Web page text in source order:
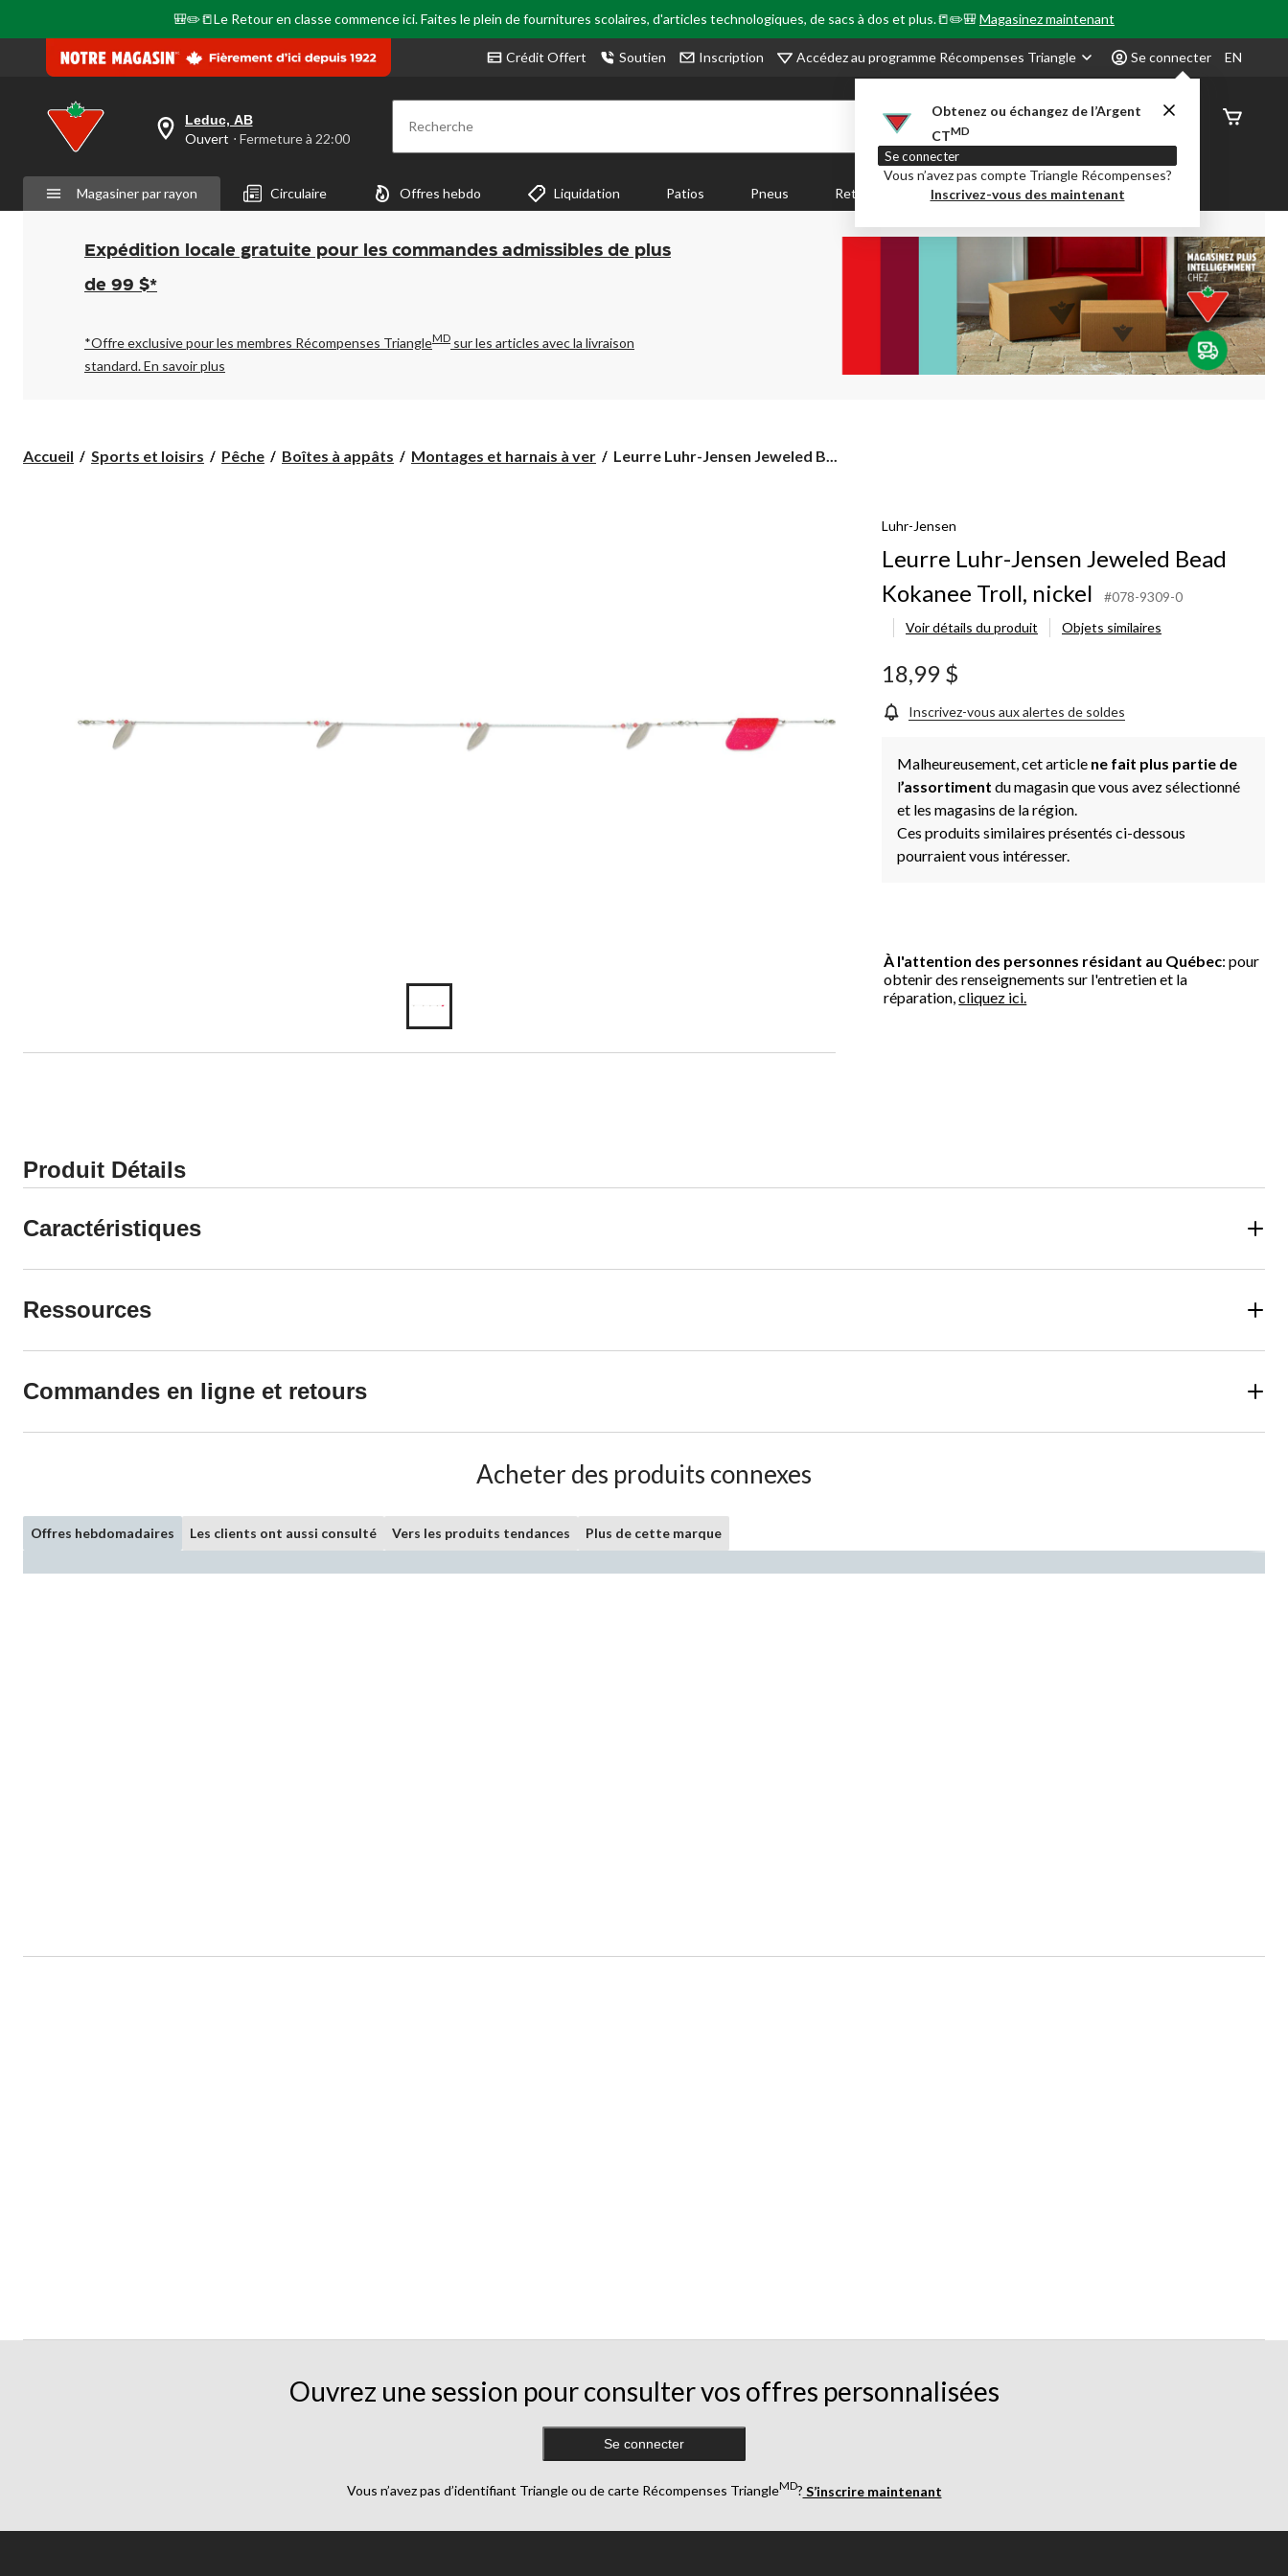
🎒✏️📒Le Retour en classe commence ici. Faites le plein de fournitures scolaires, d'articles technologiques, de sacs à dos et plus.📒✏️🎒Magasinez maintenant
Crédit Offert Soutien Inscription Accédez au programme Récompenses Triangle Se connecter
Obtenez ou échangez de l’Argent
CTMD
Se connecter
Vous n’avez pas compte Triangle Récompenses?
Inscrivez-vous des maintenant
EN
votre
est
Leduc,
AB,
Ouvert,
Fermeture
à
pour
changer
Leduc, AB
Ouvert ⋅ Fermeture à 22:00 Recherche
État de
Magasiner par rayon Circulaire Offres hebdo Liquidation Patios Pneus Retour en Classe Party City Centre-auto
Expédition locale gratuite pour les commandes admissibles de plus
de 99 $*
*Offre exclusive pour les membres Récompenses TriangleMD sur les articles avec la livraison
standard.En savoir plus
Accueil Sports et loisirs Pêche Boîtes à appâts Montages et harnais à ver
Leurre
Leurre Luhr-Jensen Jeweled B...
Luhr-Jensen
Leurre Luhr-Jensen Jeweled Bead
Kokanee Troll, nickel
#078-9309-0
Voir détails du produit
Objets similaires
18,99 $
Inscrivez-vous aux alertes de soldes
Malheureusement, cet article ne fait plus partie de
l’assortiment du magasin que vous avez sélectionné
et les magasins de la région.
Ces produits similaires présentés ci-dessous
pourraient vous intéresser.
À l'attention des personnes résidant au Québec: pour
obtenir des renseignements sur l'entretien et la
réparation,cliquez ici.
Produit Détails
Caractéristiques
Ressources
Commandes en ligne et retours
Acheter des produits connexes
Offres hebdomadaires Les clients ont aussi consulté Vers les produits tendances Plus de cette marque
Ouvrez une session pour consulter vos offres personnalisées
Se connecter
Vous n’avez pas d’identifiant Triangle ou de carte Récompenses TriangleMD? S’inscrire maintenant